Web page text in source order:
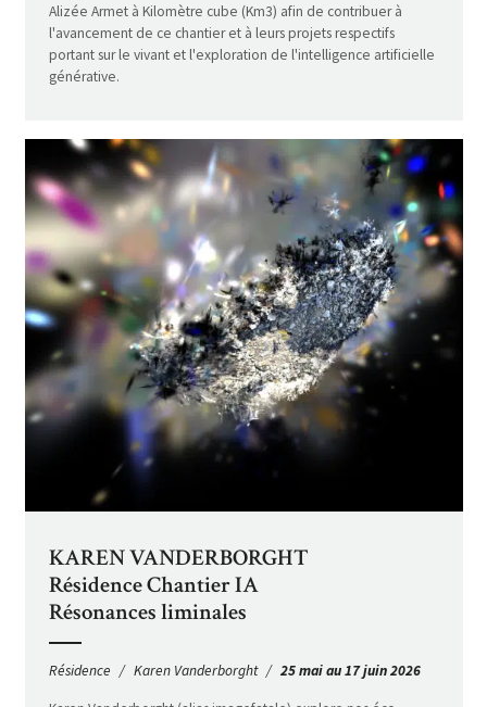
Alizée Armet à Kilomètre cube (Km3) afin de contribuer à
l'avancement de ce chantier et à leurs projets respectifs
portant sur le vivant et l'exploration de l'intelligence artificielle
générative.
KAREN VANDERBORGHT
Résidence Chantier IA
Résonances liminales
Résidence Karen Vanderborght 25 mai au 17 juin 2026